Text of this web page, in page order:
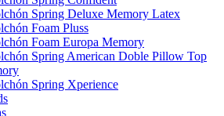
Spring Deluxe Memory Latex
Foam Pluss
Foam Europa Memory
Spring American Doble Pillow Top
Spring Xperience